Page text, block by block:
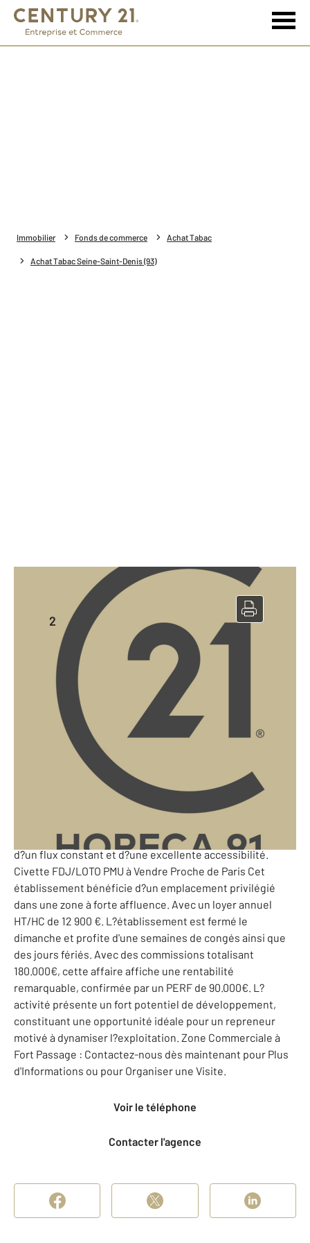
Immobilier Fonds de commerce Achat Tabac
Achat Tabac Seine-Saint-Denis (93)
Tabac à vendre
2 -Seine-Saint-Denis - 93
Ref: 10224535
384 527 €
PERF (Potentiel de l'Entreprise et Rentabilité Financière)
93- TABAC FDJ/LOTO PMU à Vendre | Proche de Paris |
Emplacement Stratégique | Fort Potentiel de
Développement CENTURY 21 GROUPE HORECA vous
dans une zone commerciale très fréquentée, bénéficiant
d?un flux constant et d?une excellente accessibilité.
Civette FDJ/LOTO PMU à Vendre Proche de Paris Cet
établissement bénéficie d?un emplacement privilégié
dans une zone à forte affluence. Avec un loyer annuel
HT/HC de 12 900 €. L?établissement est fermé le
dimanche et profite d'une semaines de congés ainsi que
des jours fériés. Avec des commissions totalisant
180.000€, cette affaire affiche une rentabilité
remarquable, confirmée par un PERF de 90.000€. L?
activité présente un fort potentiel de développement,
constituant une opportunité idéale pour un repreneur
motivé à dynamiser l?exploitation. Zone Commerciale à
Fort Passage : Contactez-nous dès maintenant pour Plus
d'Informations ou pour Organiser une Visite.
Voir le téléphone
Contacter l'agence